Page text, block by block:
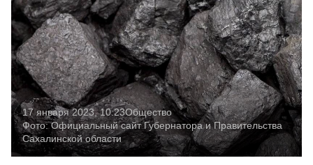
17 января 2023, 10:23Общество
Фото:Официальный сайт Губернатора и Правительства
Сахалинской области